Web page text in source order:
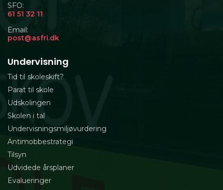
SFO:
61 51 32 11
Email:
post@asfri.dk
Undervisning
Tid til skoleskift?
Parat til skole
Udskolingen
Skolen i tal
Undervisningsmiljøvurdering
Antimobbestrategi
Tilsyn
Udvidede årsplaner
Evalueringer